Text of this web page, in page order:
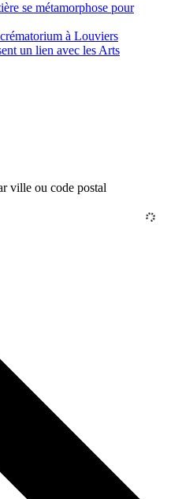
se métamorphose pour
à Louviers
un lien avec les Arts
ville ou code postal